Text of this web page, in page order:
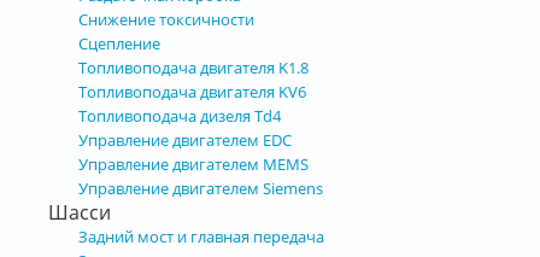
Снижение токсичности
Сцепление
Топливоподача двигателя K1.8
Топливоподача двигателя KV6
Топливоподача дизеля Td4
Управление двигателем EDC
Управление двигателем MEMS
Управление двигателем Siemens
Шасси
Задний мост и главная передача